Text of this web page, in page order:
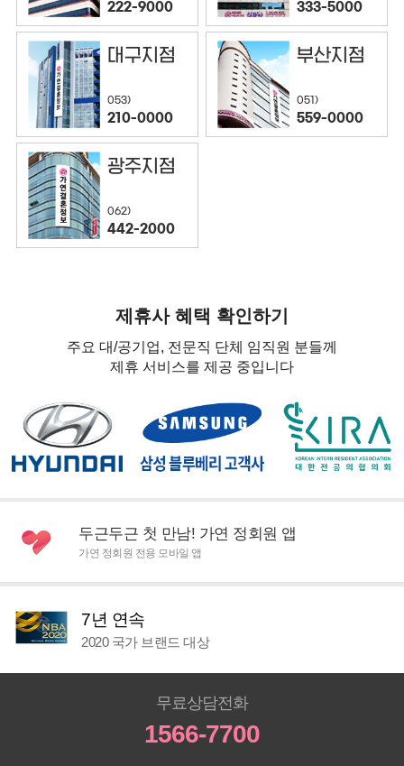
222-9000 333-5000
대구지점
053)
210-0000
부산지점
051)
559-0000
광주지점
062)
442-2000
제휴사 혜택 확인하기
주요 대/공기업, 전문직 단체 임직원 분들께
제휴 서비스를 제공 중입니다
두근두근 첫 만남! 가연 정회원 앱
가연 정회원 전용 모바일 앱
7년 연속
2020 국가 브랜드 대상
무료상담전화
1566-7700